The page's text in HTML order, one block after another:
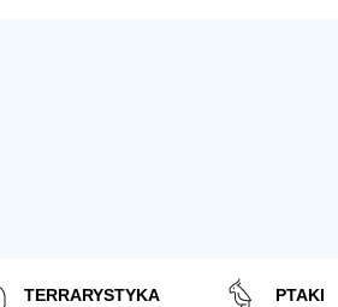
TERRARYSTYKA PTAKI